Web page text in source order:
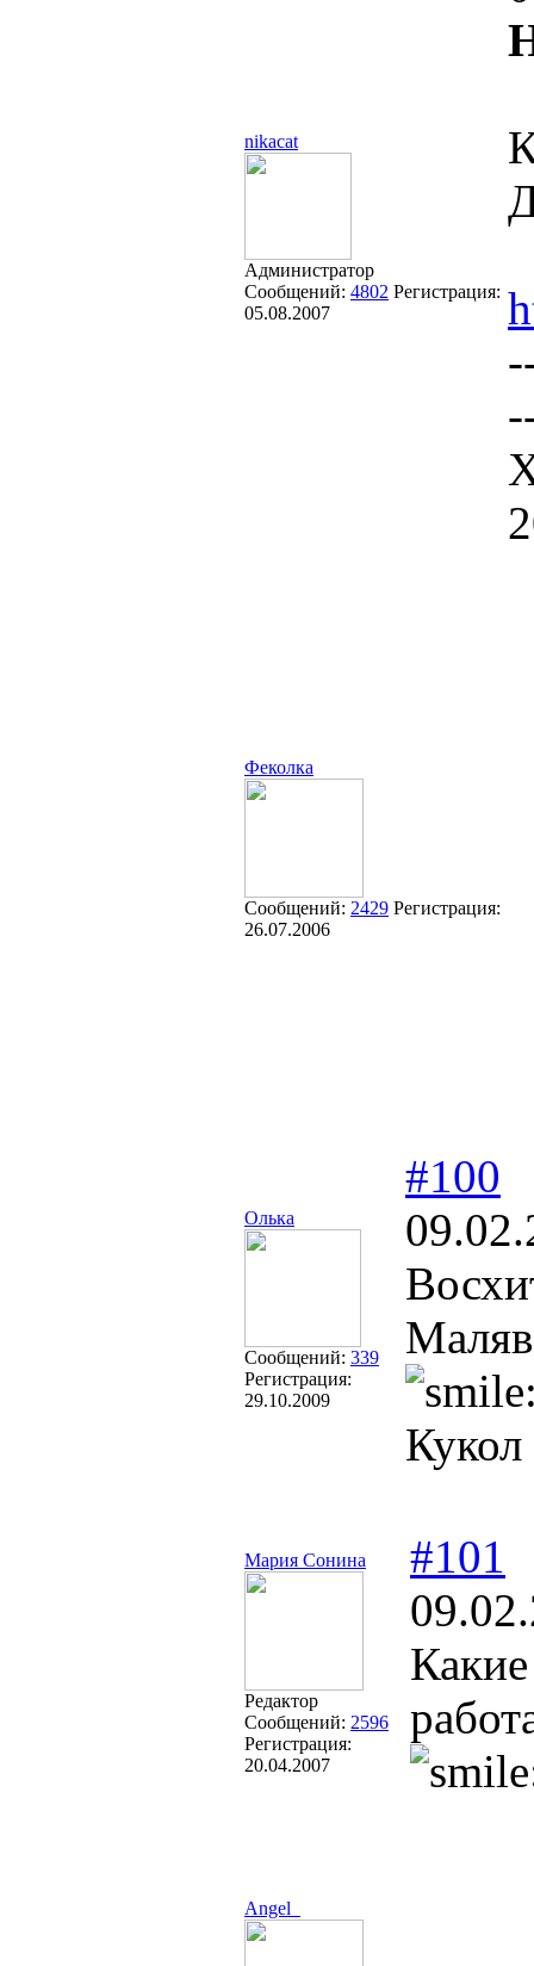
nikacat
Администратор
Сообщений: 4802 Регистрация:
05.08.2007
Феколка
Сообщений: 2429 Регистрация:
26.07.2006
Олька
Сообщений: 339
Регистрация:
29.10.2009
#100
Мария Сонина
Редактор
Сообщений: 2596
Регистрация:
20.04.2007
#101
Angel_